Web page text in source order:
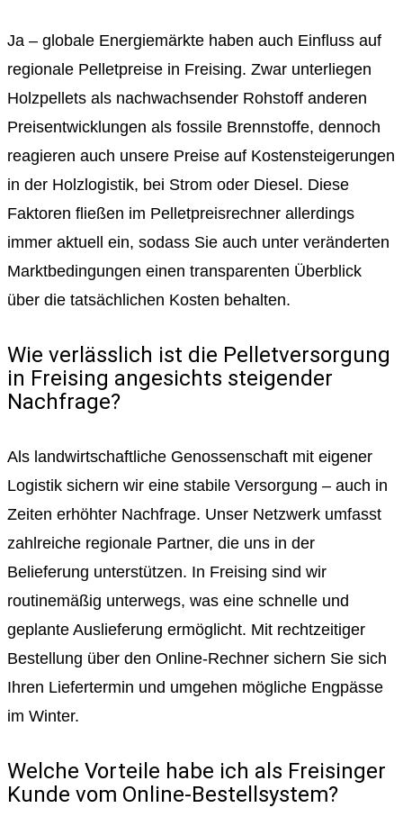
Ja – globale Energiemärkte haben auch Einfluss auf
regionale Pelletpreise in Freising. Zwar unterliegen
Holzpellets als nachwachsender Rohstoff anderen
Preisentwicklungen als fossile Brennstoffe, dennoch
reagieren auch unsere Preise auf Kostensteigerungen
in der Holzlogistik, bei Strom oder Diesel. Diese
Faktoren fließen im Pelletpreisrechner allerdings
immer aktuell ein, sodass Sie auch unter veränderten
Marktbedingungen einen transparenten Überblick
über die tatsächlichen Kosten behalten.
Wie verlässlich ist die Pelletversorgung
in Freising angesichts steigender
Nachfrage?
Als landwirtschaftliche Genossenschaft mit eigener
Logistik sichern wir eine stabile Versorgung – auch in
Zeiten erhöhter Nachfrage. Unser Netzwerk umfasst
zahlreiche regionale Partner, die uns in der
Belieferung unterstützen. In Freising sind wir
routinemäßig unterwegs, was eine schnelle und
geplante Auslieferung ermöglicht. Mit rechtzeitiger
Bestellung über den Online-Rechner sichern Sie sich
Ihren Liefertermin und umgehen mögliche Engpässe
im Winter.
Welche Vorteile habe ich als Freisinger
Kunde vom Online-Bestellsystem?